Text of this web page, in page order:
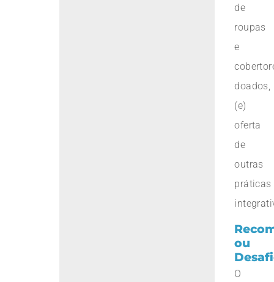
de
roupas
e
doados,
(e)
oferta
de
outras
práticas
ou
O